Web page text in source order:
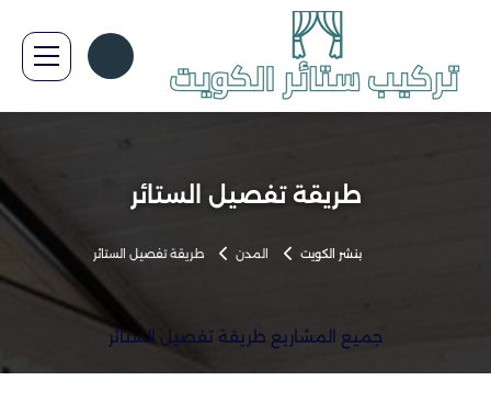
طريقة تفصيل الستائر
بنشر الكويت المدن طريقة تفصيل الستائر
جميع المشاريع طريقة تفصيل الستائر